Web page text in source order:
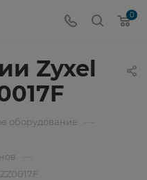
0
Zyxel
оборудование